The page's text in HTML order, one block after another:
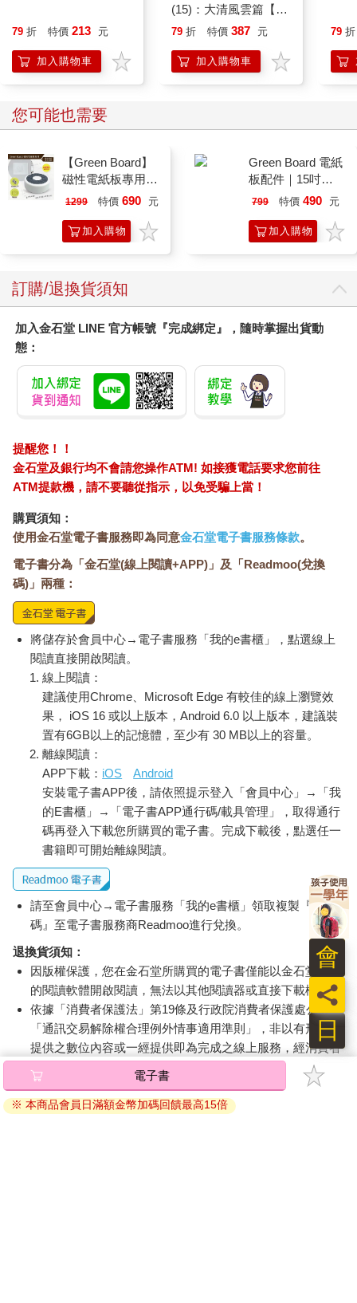
就好像吳孟達離世，大家都義正詞嚴地對他進行道德綁架，鼓譟
著，鞭笞著，好像如果他不親自到靈堂弔唁，就該把他屋子給燒
了似的，可又有多少個人願意去相信，其實在吳孟達彌留之際，
他曾經戴著口罩大半夜到醫院提前和達叔吿別，化開兩個人之間
言，不置一詞。沉默，是最響亮的解釋。而眞正的朋友，是擱在
心裡，不是掛在嘴邊。我記得有一次黃秋生實在看不過眼，站出
星馳什麼時候說過誰的不是了？」
我喜歡周星馳，是因為周星馳是一個只有謎面而沒有謎底的男
的文藝氣質，從星仔攀到星爺這個位置，除了看見歲月在他頭上
撒下一大把雪和鹽，似乎沒有人關心周星馳到底摔破了什麼，跌
起，你必須要很有耐心，也必須接受他就算對著你說話，腦子裡
轉動的全是電影裡的走位和對白——」
這樣子的周星馳，莫文蔚也經歷過。他可以一句話都不說，靜靜
地望著滔滔不絕的莫文蔚一整天，眼裡遠山含笑，心裡其實萬馬
奔騰，腦子裡卻全是打算拍進電影裡的分鏡，常常讓愛過他的女
人懷疑，那恍惚的笑，會不會只是寫在水面上的溫柔？蕩過就消
失，一點眞實感都沒有。是王晶說的吧？
能夠把喜劇拍好的導演，恰恰都是悲觀的導演，都憂鬱，都孤
僻。有沒有人吿訴過你呢？小時候的周星馳不愛說話，有點潔
癖，也有點自閉。而他那一種自閉，是閉起眼睛，快樂地張開雙
手，像準備迎接一樹林的桃花，然後踩著滑板一路從山坡滑落懸
崖邊，只要再往前一步——是的，再往前一步，就要掉進山谷裡
去的自得其樂的自閉。我記得周星馳的母親難得星期天帶他到茶
餐牌搶過來，低聲斥罵，「你到底有什麼見不得人啊？」
其實我也好奇。小小的周星馳，頂多七歲，為什麼每次一進到茶
餐廳或酒樓，第一件事就是把餐桌上的餐牌拿來蓋著自己的臉，
不想看大人世故而險詐的臉孔，也不想被周圍的大人看見他的憂
傷與怯弱？即便到了十歲，周星馳還是十分的害羞，總是躱到母
親背後，不敢跟人交談，也沒有要好的玩伴，他的童年裡被燒焦
的，除了一隻沒有父親陪著一起提的燈籠到底還有什麼？而且誰
也想不到的是，當年那張藏在餐牌背後的臉，將來竟成為全香港
人的共同記憶和全華人電影界的驕傲？
79 折 特價 213 元
加入購物車
(15)：大清風雲篇【萌
貓漫畫學歷史】
79 折 特價 387 元
加入購物車
79 折
您可能也需要
【Green Board】
磁性電紙板專用 -
二合一圓形速擦激
專利設計
1299 特價 690 元
加入購物
Green Board 電紙
板配件｜15吋
ECO專用 三合一
板 替換筆 板擦
799 特價 490 元
加入購物
訂購/退換貨須知
加入金石堂 LINE 官方帳號『完成綁定』，隨時掌握出貨動
態：
提醒您！！
金石堂及銀行均不會請您操作ATM! 如接獲電話要求您前往
ATM提款機，請不要聽從指示，以免受騙上當！
購買須知：
使用金石堂電子書服務即為同意金石堂電子書服務條款。
電子書分為「金石堂(線上閱讀+APP)」及「Readmoo(兌換
碼)」兩種：
將儲存於會員中心→電子書服務「我的e書櫃」，點選線上
閱讀直接開啟閱讀。
線上閱讀：
建議使用Chrome、Microsoft Edge 有較佳的線上瀏覽效
果， iOS 16 或以上版本，Android 6.0 以上版本，建議裝
置有6GB以上的記憶體，至少有 30 MB以上的容量。
離線閱讀：
APP下載： iOS
Android
安裝電子書APP後，請依照提示登入「會員中心」→「我
的E書櫃」→「電子書APP通行碼/載具管理」，取得通行
碼再登入下載您所購買的電子書。完成下載後，點選任一
書籍即可開始離線閱讀。
請至會員中心→電子書服務「我的e書櫃」領取複製『兌換
碼』至電子書服務商Readmoo進行兌換。
退換貨須知：
因版權保護，您在金石堂所購買的電子書僅能以金石堂專屬
的閱讀軟體開啟閱讀，無法以其他閱讀器或直接下載檔案。
依據「消費者保護法」第19條及行政院消費者保護處公告之
「通訊交易解除權合理例外情事適用準則」，非以有形媒介
提供之數位內容或一經提供即為完成之線上服務，經消費者
事先同意始提供。（如：電子書、電子雜誌、下載版軟體、
虛擬商品…等），
不受「網購服務需提供七日鑑賞期」的限
制。為維護您的權益，建議您先使用「試閱」功能後再付款
電子書
※ 本商品會員日滿額金幣加碼回饋最高15倍
日
員
會